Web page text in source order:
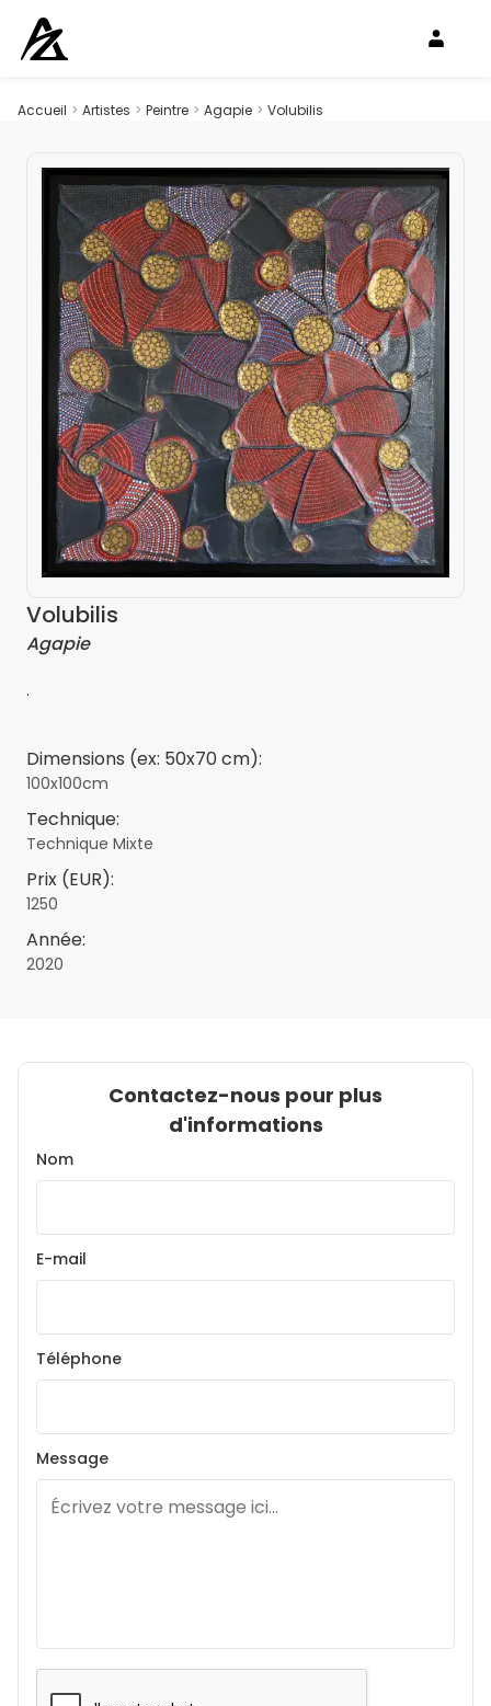
Accueil > Artistes > Peintre > Agapie > Volubilis
Volubilis
Agapie
.
Dimensions (ex: 50x70 cm):
100x100cm
Technique:
Technique Mixte
Prix (EUR):
1250
Année:
2020
Contactez-nous pour plus
d'informations
Nom
E-mail
Téléphone
Message